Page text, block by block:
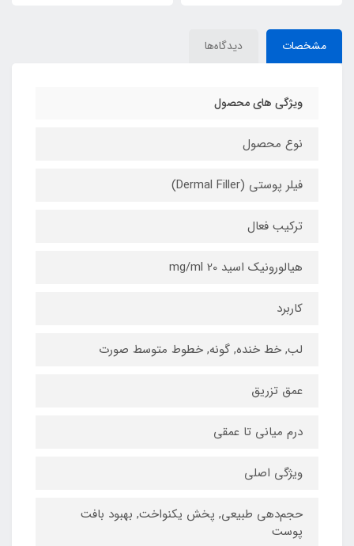
مشخصات دیدگاه‌ها
ویژگی های محصول
نوع محصول
فیلر پوستی (Dermal Filler)
ترکیب فعال
هیالورونیک اسید 20 mg/ml
کاربرد
لب, خط خنده, گونه, خطوط متوسط صورت
عمق تزریق
درم میانی تا عمقی
ویژگی اصلی
حجم‌دهی طبیعی, پخش یکنواخت, بهبود بافت
پوست